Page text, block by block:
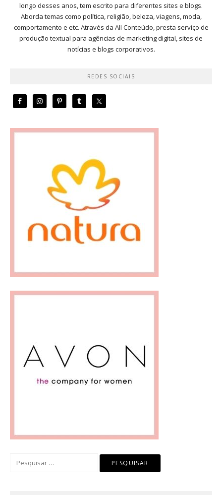
longo desses anos, tem escrito para diferentes sites e blogs.
Aborda temas como política, religião, beleza, viagens, moda,
comportamento e etc. Através da All Conteúdo, presta serviço de
produção textual para agências de marketing digital, sites de
notícias e blogs corporativos.
REDES SOCIAIS